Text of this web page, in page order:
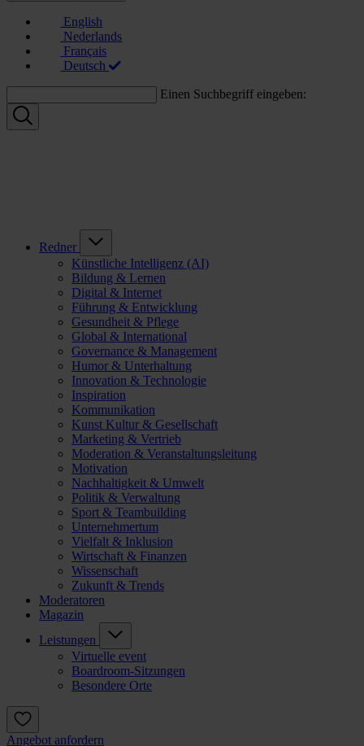
English
Nederlands
Français
Deutsch
Einen Suchbegriff eingeben:
Redner
Künstliche Intelligenz (AI)
Bildung & Lernen
Digital & Internet
Führung & Entwicklung
Gesundheit & Pflege
Global & International
Governance & Management
Humor & Unterhaltung
Innovation & Technologie
Inspiration
Kommunikation
Kunst Kultur & Gesellschaft
Marketing & Vertrieb
Moderation & Veranstaltungsleitung
Motivation
Nachhaltigkeit & Umwelt
Politik & Verwaltung
Sport & Teambuilding
Unternehmertum
Vielfalt & Inklusion
Wirtschaft & Finanzen
Wissenschaft
Zukunft & Trends
Moderatoren
Magazin
Leistungen
Virtuelle event
Boardroom-Sitzungen
Besondere Orte
Angebot anfordern